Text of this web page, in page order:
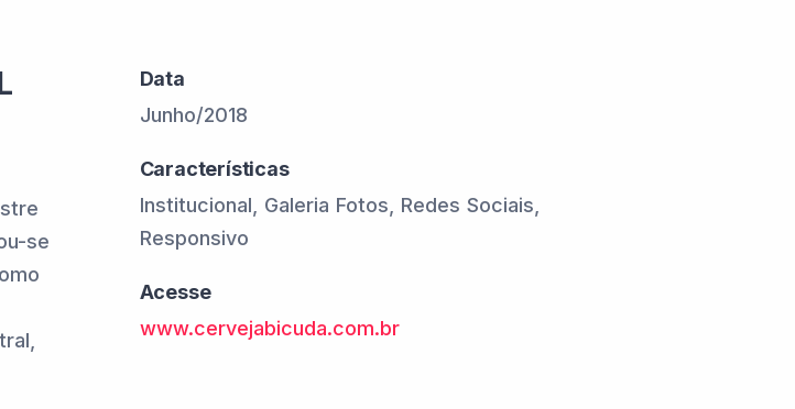
se
Data
Junho/2018
Características
Institucional, Galeria Fotos, Redes Sociais,
Responsivo
Acesse
www.cervejabicuda.com.br